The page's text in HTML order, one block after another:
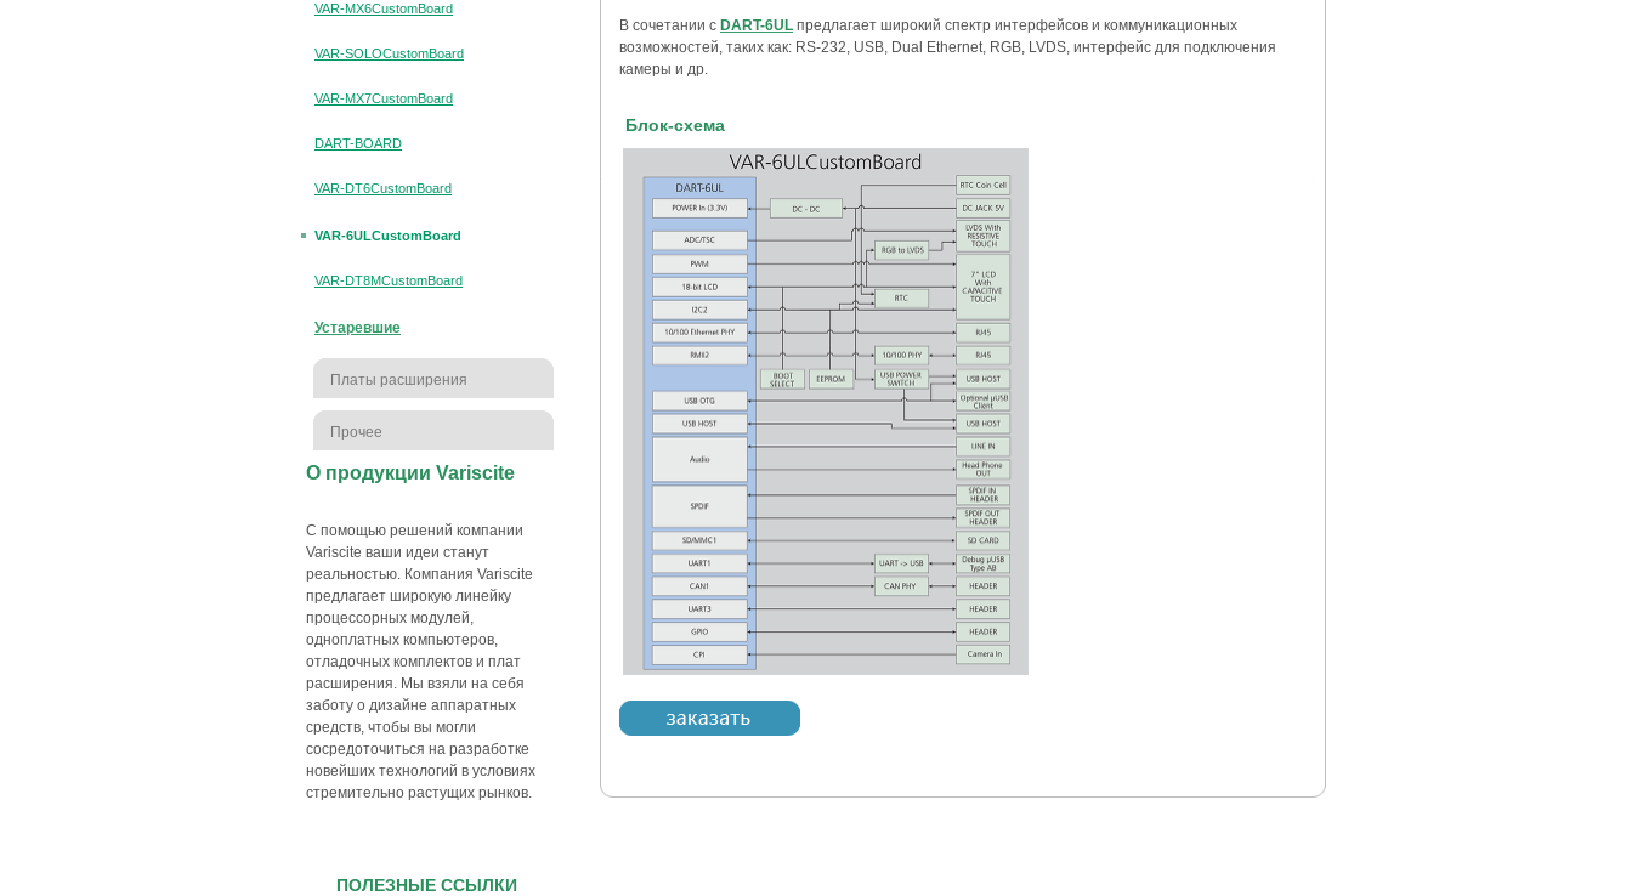
VAR-MX6CustomBoard
VAR-SOLOCustomBoard
VAR-MX7CustomBoard
DART-BOARD
VAR-DT6CustomBoard
VAR-6ULCustomBoard
VAR-DT8MCustomBoard
Устаревшие
Платы расширения
Прочее
О продукции Variscite
С помощью решений компании
Variscite ваши идеи станут
реальностью. Компания Variscite
предлагает широкую линейку
процессорных модулей,
одноплатных компьютеров,
отладочных комплектов и плат
расширения. Мы взяли на себя
заботу о дизайне аппаратных
средств, чтобы вы могли
сосредоточиться на разработке
новейших технологий в условиях
стремительно растущих рынков.
ПОЛЕЗНЫЕ ССЫЛКИ
В сочетании с DART-6UL предлагает широкий спектр интерфейсов и коммуникационных
возможностей, таких как: RS-232, USB, Dual Ethernet, RGB, LVDS, интерфейс для подключения
камеры и др.
Блок-схема